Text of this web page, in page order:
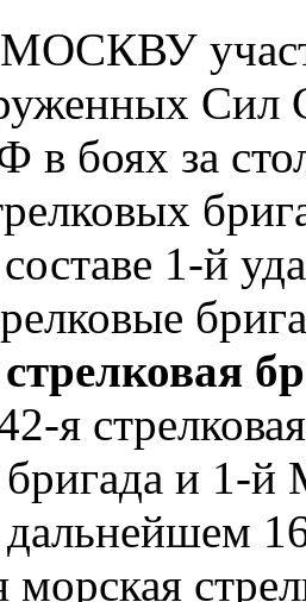
Сил
в боях за
1-й
я
бригада и 1-
морская